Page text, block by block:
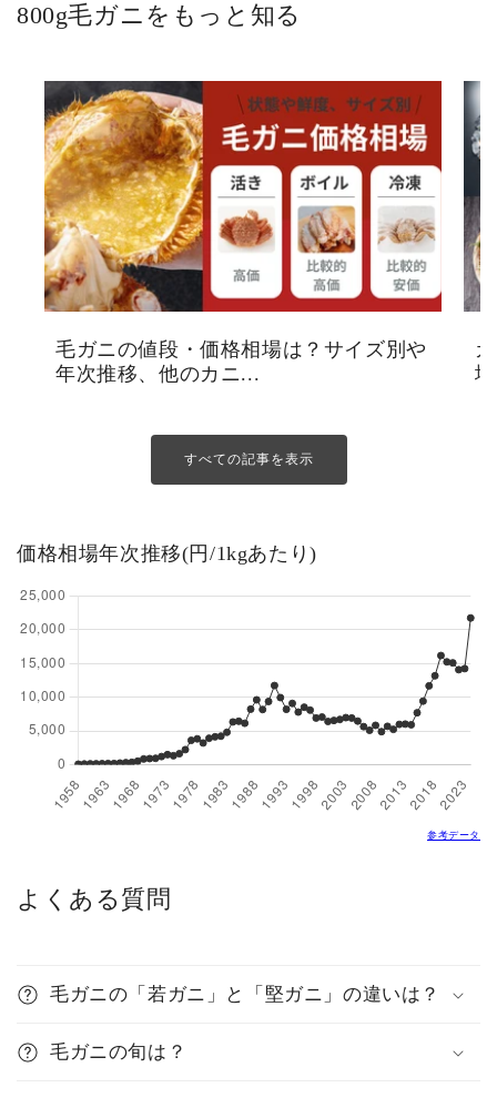
800g毛ガニをもっと知る
毛ガニの値段・価格相場は？サイズ別や
年次推移、他のカニ...
すべての記事を表示
価格相場年次推移(円/1kgあたり)
参考データ
よくある質問
毛ガニの「若ガニ」と「堅ガニ」の違いは？
毛ガニの旬は？